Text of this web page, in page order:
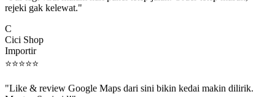
Cici Shop
Importir
⭐⭐⭐⭐⭐
Mantap Socio.id!"